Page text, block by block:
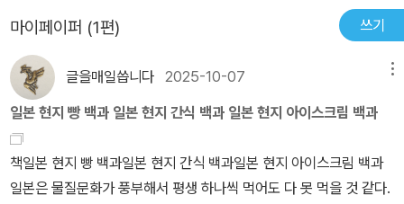
마이페이퍼 (1편) 쓰기
글을매일씁니다 2025-10-07
일본 현지 빵 백과 일본 현지 간식 백과 일본 현지 아이스크림 백과
책일본 현지 빵 백과일본 현지 간식 백과일본 현지 아이스크림 백과
일본은 물질문화가 풍부해서 평생 하나씩 먹어도 다 못 먹을 것 같다.